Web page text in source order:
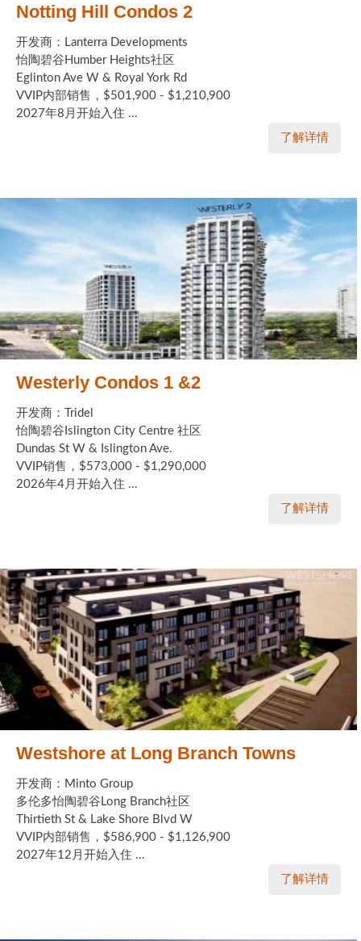
Notting Hill Condos 2
开发商：Lanterra Developments
怡陶碧谷Humber Heights社区
Eglinton Ave W & Royal York Rd
VVIP内部销售，$501,900 - $1,210,900
2027年8月开始入住 ...
了解详情
Westerly Condos 1 &2
开发商：Tridel
怡陶碧谷Islington City Centre 社区
Dundas St W & Islington Ave.
VVIP销售，$573,000 - $1,290,000
2026年4月开始入住 ...
了解详情
Westshore at Long Branch Towns
开发商：Minto Group
多伦多怡陶碧谷Long Branch社区
Thirtieth St & Lake Shore Blvd W
VVIP内部销售，$586,900 - $1,126,900
2027年12月开始入住 ...
了解详情